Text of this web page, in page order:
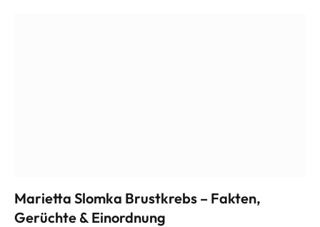
Marietta Slomka Brustkrebs – Fakten,
Gerüchte & Einordnung